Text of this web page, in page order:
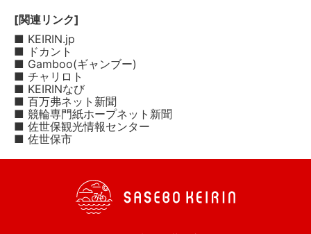
[関連リンク]
■ KEIRIN.jp
■ ドカント
■ Gamboo(ギャンブー)
■ チャリロト
■ KEIRINなび
■ 百万弗ネット新聞
■ 競輪専門紙ホープネット新聞
■ 佐世保観光情報センター
■ 佐世保市